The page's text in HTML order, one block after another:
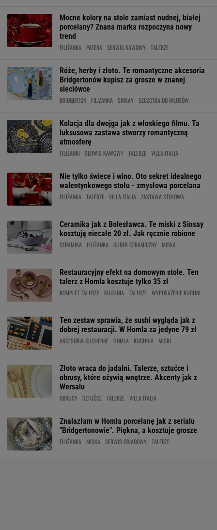
Mocne kolory na stole zamiast nudnej, białej
porcelany? Znana marka rozpoczyna nowy
trend
FILIŻANKA PATERA SERWIS KAWOWY TALERZE
Róże, herby i złoto. Te romantyczne akcesoria
Bridgertonów kupisz za grosze w znanej
sieciówce
BRIDGERTON FILIŻANKA SINSAY SZCZOTKA DO WŁOSÓW
Kolacja dla dwojga jak z włoskiego filmu. Ta
luksusowa zastawa stworzy romantyczną
atmosferę
FILIŻANKI SERWIS KAWOWY TALERZE VILLA ITALIA
Nie tylko świece i wino. Oto sekret idealnego
walentynkowego stołu - zmysłowa porcelana
FILIŻANKA TALERZE VILLA ITALIA ZASTAWA STOŁOWA
Ceramika jak z Bolesławca. Te miski z Sinsay
kosztują niecałe 20 zł. Jak ręcznie robione
CERAMIKA FILIŻANKA KUBEK CERAMICZNY MISKA
Restauracyjny efekt na domowym stole. Ten
talerz z Homla kosztuje tylko 35 zł
KOMPLET TALERZY KUCHNIA TALERZE WYPOSAŻENIE KUCHNI
Ten zestaw sprawia, że sushi wygląda jak z
dobrej restauracji. W Homla za jedyne 79 zł
AKCESORIA KUCHENNE HOMLA KUCHNIA MISKI
Złoto wraca do jadalni. Talerze, sztućce i
obrusy, które ożywią wnętrze. Akcenty jak z
Wersalu
OBRUSY SZTUĆCE TALERZE VILLA ITALIA
Znalazłam w Homla porcelanę jak z serialu
"Bridgertonowie". Piękna, a kosztuje grosze
FILIŻANKA MISKA SERWIS OBIADOWY TALERZE